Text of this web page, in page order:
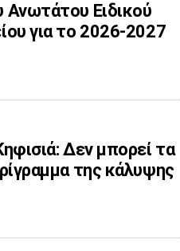
Ανωτάτου Ειδικού
για το 2026-2027
Δεν μπορεί τα
της κάλυψης